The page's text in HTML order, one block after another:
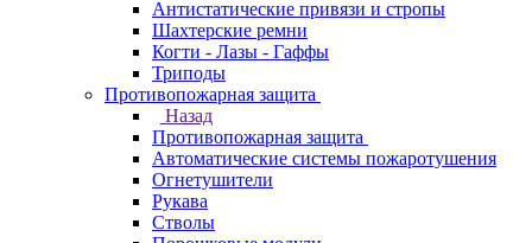
Антистатические привязи и стропы
Шахтерские ремни
Когти - Лазы - Гаффы
Триподы
Противопожарная защита
Назад
Противопожарная защита
Автоматические системы пожаротушения
Огнетушители
Рукава
Стволы